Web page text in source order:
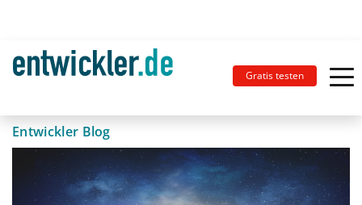
Gratis testen
Entwickler Blog